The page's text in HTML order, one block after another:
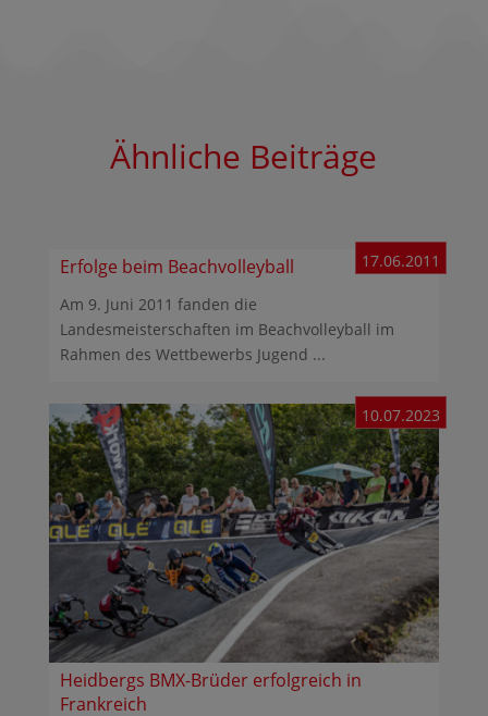
Ähnliche Beiträge
Erfolge beim Beachvolleyball 17.06.2011
Am 9. Juni 2011 fanden die
Landesmeisterschaften im Beachvolleyball im
Rahmen des Wettbewerbs Jugend ...
Heidbergs BMX-Brüder erfolgreich in
Frankreich
10.07.2023